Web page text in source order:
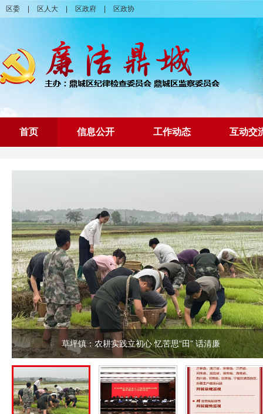
区委 区人大 区政府 区政协
首页 信息公开 工作动态 互动交
草坪镇：农耕实践立初心 忆苦思“田” 话清廉